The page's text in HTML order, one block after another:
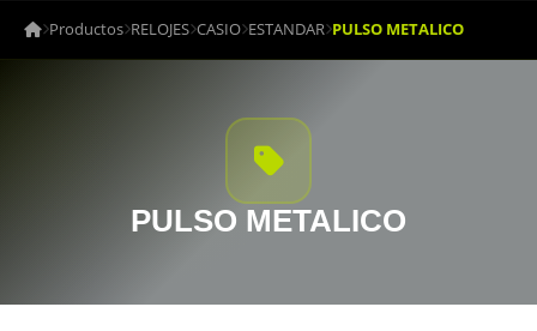
Productos RELOJES CASIO ESTANDAR PULSO METALICO
PULSO METALICO